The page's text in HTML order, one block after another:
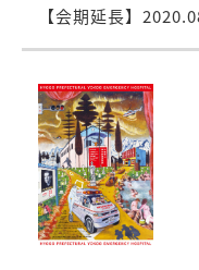
【会期延長】